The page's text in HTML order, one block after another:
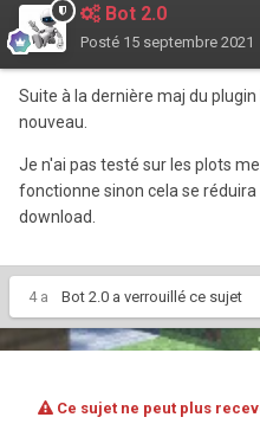
Bot 2.0
Posté 15 septembre 2021
Suite à la dernière maj du
nouveau.
Je n'ai pas testé sur les plots
fonctionne sinon cela se
download.
4 a Bot 2.0 a verrouillé ce sujet
Ce sujet ne peut plus